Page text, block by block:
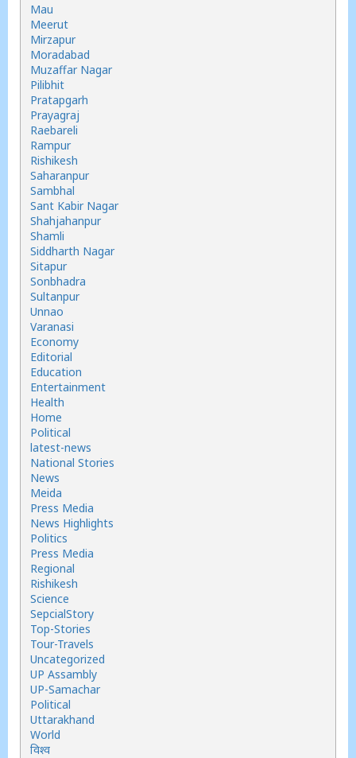
Mau
Meerut
Mirzapur
Moradabad
Muzaffar Nagar
Pilibhit
Pratapgarh
Prayagraj
Raebareli
Rampur
Rishikesh
Saharanpur
Sambhal
Sant Kabir Nagar
Shahjahanpur
Shamli
Siddharth Nagar
Sitapur
Sonbhadra
Sultanpur
Unnao
Varanasi
Economy
Editorial
Education
Entertainment
Health
Home
Political
latest-news
National Stories
News
Meida
Press Media
News Highlights
Politics
Press Media
Regional
Rishikesh
Science
SepcialStory
Top-Stories
Tour-Travels
Uncategorized
UP Assambly
UP-Samachar
Political
Uttarakhand
World
विश्व